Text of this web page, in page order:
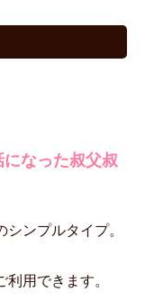
なった叔父叔
ンプルタイプ。
用できます。